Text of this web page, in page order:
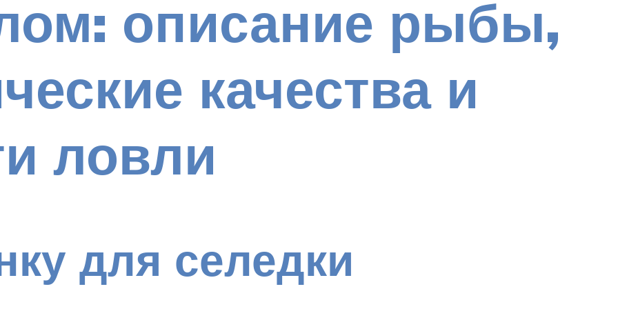
описание рыбы,
качества и
ловли
для селедки